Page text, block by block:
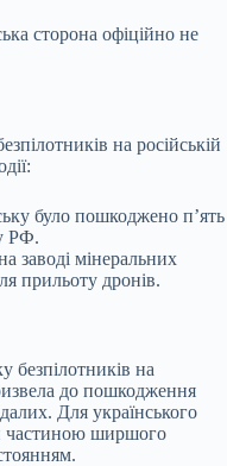
сторона офіційно не
на російській
було пошкоджено п’ять
РФ.
заводі мінеральних
прильоту дронів.
безпілотників на
до пошкодження
Для українського
частиною ширшого